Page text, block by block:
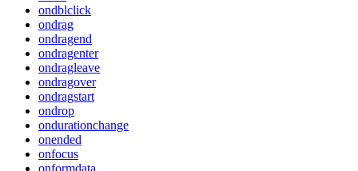
ondblclick
ondrag
ondragend
ondragenter
ondragleave
ondragover
ondragstart
ondrop
ondurationchange
onended
onfocus
onformdata